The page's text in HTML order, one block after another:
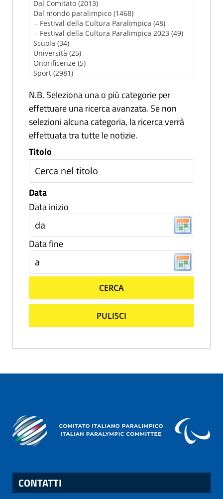
N.B. Seleziona una o più categorie per
effettuare una ricerca avanzata. Se non
selezioni alcuna categoria, la ricerca verrà
effettuata tra tutte le notizie.
Titolo
Data
Data inizio
Data fine
CERCA
PULISCI
CONTATTI